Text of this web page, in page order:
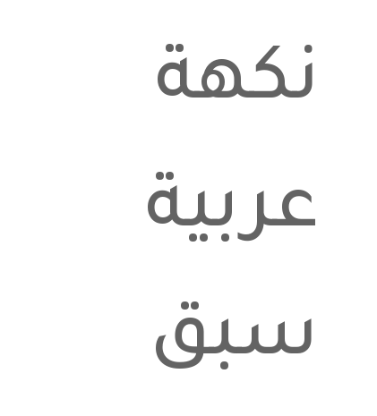
نكهة
عربية
سبق